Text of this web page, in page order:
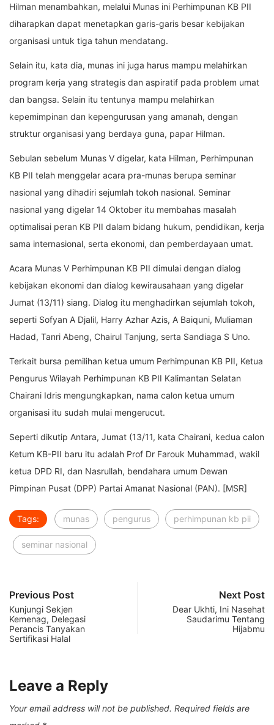
Hilman menambahkan, melalui Munas ini Perhimpunan KB PII
diharapkan dapat menetapkan garis-garis besar kebijakan
organisasi untuk tiga tahun mendatang.
Selain itu, kata dia, munas ini juga harus mampu melahirkan
program kerja yang strategis dan aspiratif pada problem umat
dan bangsa. Selain itu tentunya mampu melahirkan
kepemimpinan dan kepengurusan yang amanah, dengan
struktur organisasi yang berdaya guna, papar Hilman.
Sebulan sebelum Munas V digelar, kata Hilman, Perhimpunan
KB PII telah menggelar acara pra-munas berupa seminar
nasional yang dihadiri sejumlah tokoh nasional. Seminar
nasional yang digelar 14 Oktober itu membahas masalah
optimalisai peran KB PII dalam bidang hukum, pendidikan, kerja
sama internasional, serta ekonomi, dan pemberdayaan umat.
Acara Munas V Perhimpunan KB PII dimulai dengan dialog
kebijakan ekonomi dan dialog kewirausahaan yang digelar
Jumat (13/11) siang. Dialog itu menghadirkan sejumlah tokoh,
seperti Sofyan A Djalil, Harry Azhar Azis, A Baiquni, Muliaman
Hadad, Tanri Abeng, Chairul Tanjung, serta Sandiaga S Uno.
Terkait bursa pemilihan ketua umum Perhimpunan KB PII, Ketua
Pengurus Wilayah Perhimpunan KB PII Kalimantan Selatan
Chairani Idris mengungkapkan, nama calon ketua umum
organisasi itu sudah mulai mengerucut.
Seperti dikutip Antara, Jumat (13/11, kata Chairani, kedua calon
Ketum KB-PII baru itu adalah Prof Dr Farouk Muhammad, wakil
ketua DPD RI, dan Nasrullah, bendahara umum Dewan
Pimpinan Pusat (DPP) Partai Amanat Nasional (PAN). [MSR]
Tags: munas pengurus perhimpunan kb pii
seminar nasional
Previous Post
Kunjungi Sekjen
Kemenag, Delegasi
Perancis Tanyakan
Sertifikasi Halal
Next Post
Dear Ukhti, Ini Nasehat
Saudarimu Tentang
Hijabmu
Leave a Reply
Your email address will not be published. Required fields are